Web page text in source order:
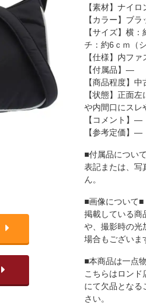
【素材】ナイロ
【カラー】ブラ
【サイズ】横
チ：約6ｃｍ（
【仕様】内フ
【付属品】―
【商品程度】中
【状態】正面
や内間口にスレ
【コメント】―
【参考定価】―
■付属品につい
表記または、写
ん。
■画像について■
掲載している商
や、撮影時の光
場合もございま
■本商品は一点
こちらはロン
にて欠品となる
さい。